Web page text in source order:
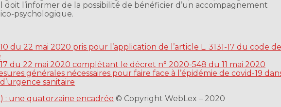
doit l’informer de la possibilité de bénéficier d’un accompagnement
psychologique.
du 22 mai 2020 pris pour l’application de l’article L. 3131-17 du code
du 22 mai 2020 complétant le décret n° 2020-548 du 11 mai 2020
générales nécessaires pour faire face à l’épidémie de covid-19
sanitaire
: une quatorzaine encadrée © Copyright WebLex – 2020